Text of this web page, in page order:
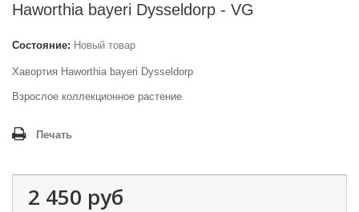
Haworthia bayeri Dysseldorp - VG
Состояние: Новый товар
Хавортия Haworthia bayeri Dysseldorp
Взрослое коллекционное растение
Печать
2 450 руб